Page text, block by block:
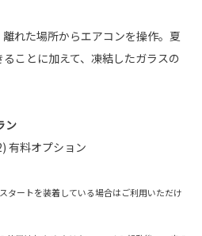
離れた場所からエアコンを操作。夏
ことに加えて、凍結したガラスの
ン
有料オプション
タートを装着している場合はご利用いただけ